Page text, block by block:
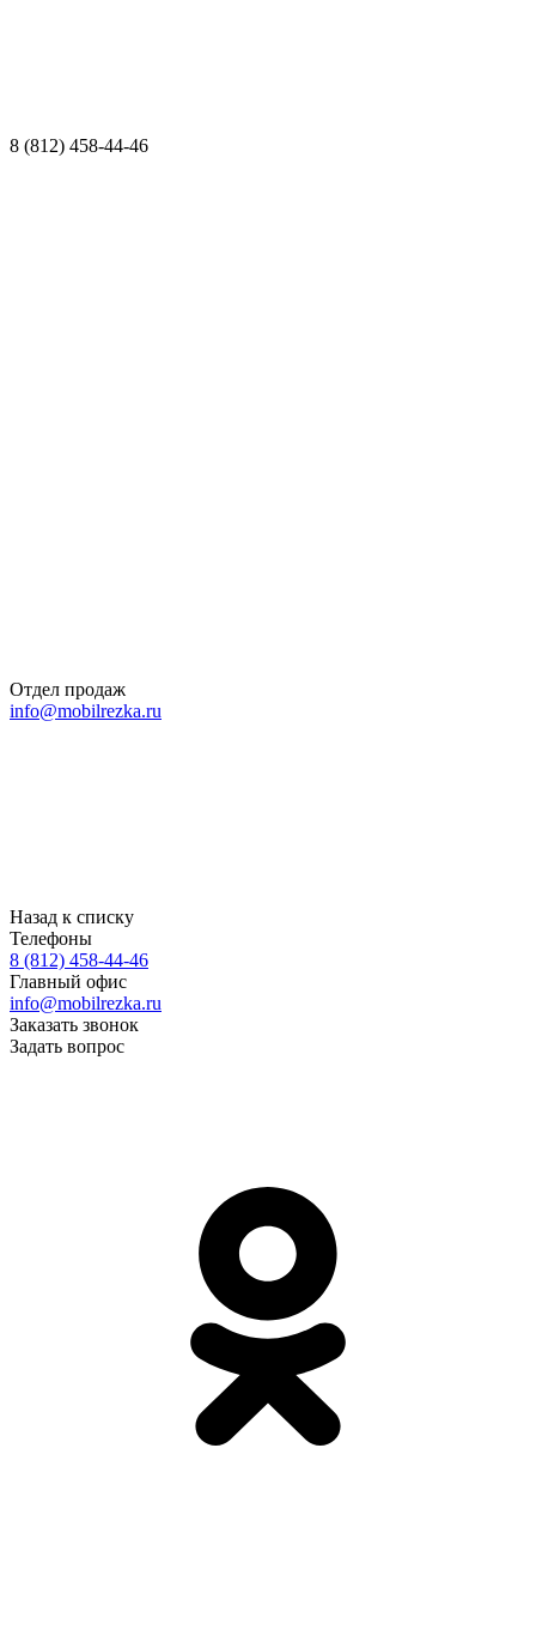
8 (812) 458-44-46
Отдел продаж
info@mobilrezka.ru
Назад к списку
Телефоны
8 (812) 458-44-46
Главный офис
info@mobilrezka.ru
Заказать звонок
Задать вопрос